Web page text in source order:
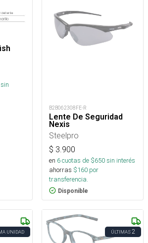
sin
B2B062308FE-R
Lente De Seguridad
Nexis
Steelpro
$ 3.900
en 6cuotas de $650sin interés
ahorras $160 por
transferencia.
Disponible
UNIDAD ÚLTIMAS2